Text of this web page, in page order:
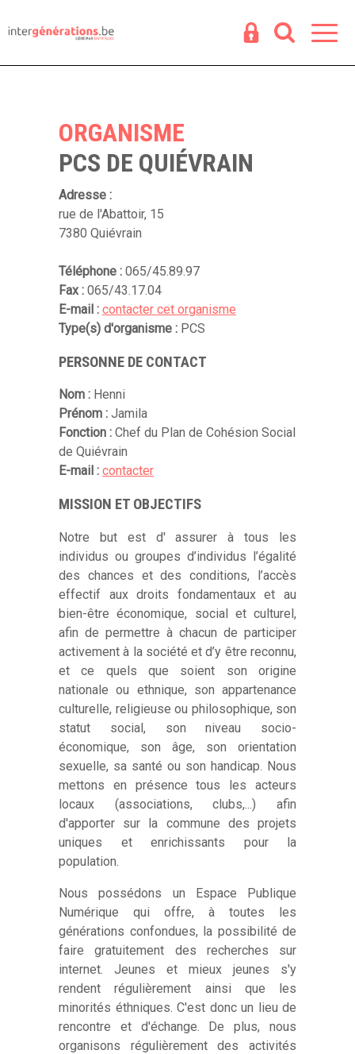
ORGANISME
PCS DE QUIÉVRAIN
Adresse :
rue de l'Abattoir, 15
7380 Quiévrain
Téléphone : 065/45.89.97
Fax : 065/43.17.04
E-mail : contacter cet organisme
Type(s) d'organisme : PCS
PERSONNE DE CONTACT
Nom : Henni
Prénom : Jamila
Fonction : Chef du Plan de Cohésion Social
de Quiévrain
E-mail : contacter
MISSION ET OBJECTIFS
Notre but est d' assurer à tous les
individus ou groupes d’individus l’égalité
des chances et des conditions, l’accès
effectif aux droits fondamentaux et au
bien-être économique, social et culturel,
afin de permettre à chacun de participer
activement à la société et d’y être reconnu,
et ce quels que soient son origine
nationale ou ethnique, son appartenance
culturelle, religieuse ou philosophique, son
statut social, son niveau socio-
économique, son âge, son orientation
sexuelle, sa santé ou son handicap. Nous
mettons en présence tous les acteurs
locaux (associations, clubs,...) afin
d'apporter sur la commune des projets
uniques et enrichissants pour la
population.
Nous possédons un Espace Publique
Numérique qui offre, à toutes les
générations confondues, la possibilité de
faire gratuitement des recherches sur
internet. Jeunes et mieux jeunes s'y
rendent régulièrement ainsi que les
minorités éthniques. C'est donc un lieu de
rencontre et d'échange. De plus, nous
organisons régulièrement des activités